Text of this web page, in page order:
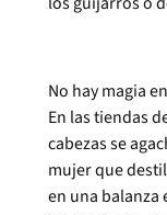
No hay magia
En las tiendas
cabezas se
mujer que
en una